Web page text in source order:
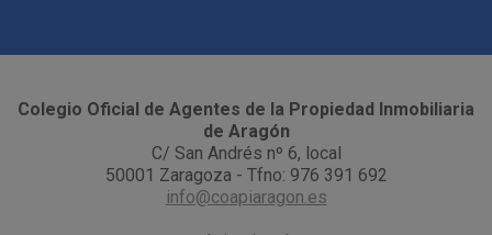
Colegio Oficial de Agentes de la Propiedad Inmobiliaria
de Aragón
C/ San Andrés nº 6, local
50001 Zaragoza - Tfno: 976 391 692
info@coapiaragon.es